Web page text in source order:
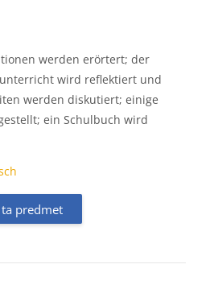
werden erörtert; der
wird reflektiert und
werden diskutiert; einige
ein Schulbuch wird
predmet